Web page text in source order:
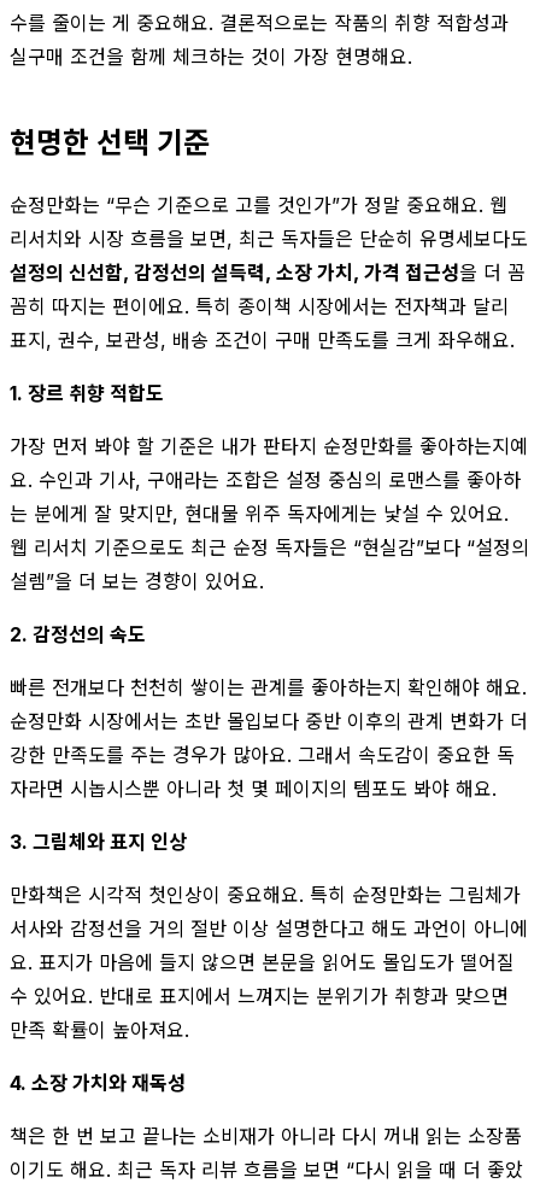
수를 줄이는 게 중요해요. 결론적으로는 작품의 취향 적합성과
실구매 조건을 함께 체크하는 것이 가장 현명해요.
현명한 선택 기준
순정만화는 “무슨 기준으로 고를 것인가”가 정말 중요해요. 웹
리서치와 시장 흐름을 보면, 최근 독자들은 단순히 유명세보다도
설정의 신선함, 감정선의 설득력, 소장 가치, 가격 접근성을 더 꼼
꼼히 따지는 편이에요. 특히 종이책 시장에서는 전자책과 달리
표지, 권수, 보관성, 배송 조건이 구매 만족도를 크게 좌우해요.
1. 장르 취향 적합도
가장 먼저 봐야 할 기준은 내가 판타지 순정만화를 좋아하는지예
요. 수인과 기사, 구애라는 조합은 설정 중심의 로맨스를 좋아하
는 분에게 잘 맞지만, 현대물 위주 독자에게는 낯설 수 있어요.
웹 리서치 기준으로도 최근 순정 독자들은 “현실감”보다 “설정의
설렘”을 더 보는 경향이 있어요.
2. 감정선의 속도
빠른 전개보다 천천히 쌓이는 관계를 좋아하는지 확인해야 해요.
순정만화 시장에서는 초반 몰입보다 중반 이후의 관계 변화가 더
강한 만족도를 주는 경우가 많아요. 그래서 속도감이 중요한 독
자라면 시놉시스뿐 아니라 첫 몇 페이지의 템포도 봐야 해요.
3. 그림체와 표지 인상
만화책은 시각적 첫인상이 중요해요. 특히 순정만화는 그림체가
서사와 감정선을 거의 절반 이상 설명한다고 해도 과언이 아니에
요. 표지가 마음에 들지 않으면 본문을 읽어도 몰입도가 떨어질
수 있어요. 반대로 표지에서 느껴지는 분위기가 취향과 맞으면
만족 확률이 높아져요.
4. 소장 가치와 재독성
책은 한 번 보고 끝나는 소비재가 아니라 다시 꺼내 읽는 소장품
이기도 해요. 최근 독자 리뷰 흐름을 보면 “다시 읽을 때 더 좋았